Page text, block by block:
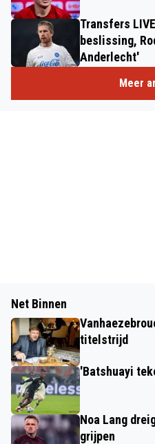
Transfers
beslissing,
Anderlecht'
Meer
Net Binnen
titelstrijd
'Batshuayi
Noa Lang
grijpen